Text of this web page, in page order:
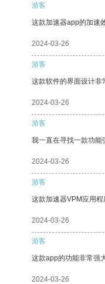
游客
这款加速器app的加速
2024-03-26
游客
这款软件的界面设计非
2024-03-26
游客
我一直在寻找一款功能
2024-03-26
游客
这款加速器VPM应用
2024-03-26
游客
这款app的功能非常强
2024-03-26